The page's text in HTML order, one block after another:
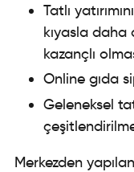
Tatlı
kıyasla daha
kazançlı
Online gıda
Geleneksel
Merkezden